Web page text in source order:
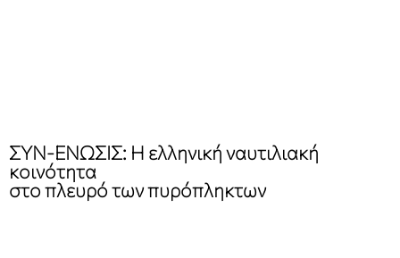
ΣΥΝ-ΕΝΩΣΙΣ: Η ελληνική ναυτιλιακή
κοινότητα
στο πλευρό των πυρόπληκτων